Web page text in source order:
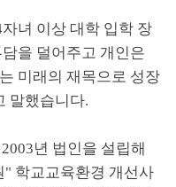
자녀 이상 대학 입학 장
을 덜어주고 개인은
미래의 재목으로 성장
말했습니다.
2003년 법인을 설립해
" 학교교육환경 개선사